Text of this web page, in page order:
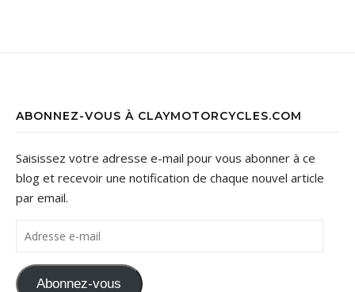
ABONNEZ-VOUS À CLAYMOTORCYCLES.COM
Saisissez votre adresse e-mail pour vous abonner à ce
blog et recevoir une notification de chaque nouvel article
par email.
Adresse e-mail
Abonnez-vous